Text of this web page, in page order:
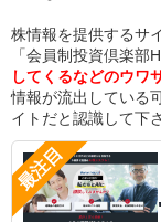
株情報を提供するサ
「会員制投資倶楽部
してくるなどのウワ
情報が流出している
イトだと認識して下